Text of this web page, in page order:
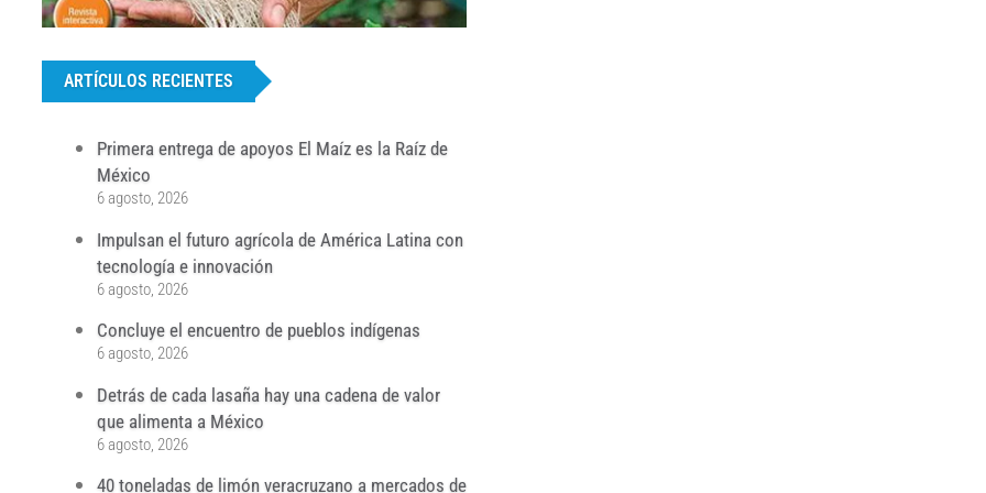
ARTÍCULOS RECIENTES
Primera entrega de apoyos El Maíz es la Raíz de
México
6 agosto, 2026
Impulsan el futuro agrícola de América Latina con
tecnología e innovación
6 agosto, 2026
Concluye el encuentro de pueblos indígenas
6 agosto, 2026
Detrás de cada lasaña hay una cadena de valor
que alimenta a México
6 agosto, 2026
40 toneladas de limón veracruzano a mercados de